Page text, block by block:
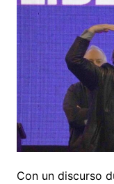
Con un discurso